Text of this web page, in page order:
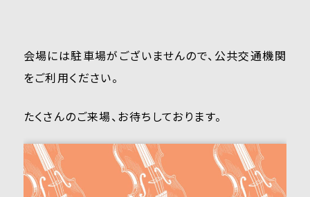
会場には駐車場がございませんので、公共交通機関
をご利用ください。
たくさんのご来場、お待ちしております。